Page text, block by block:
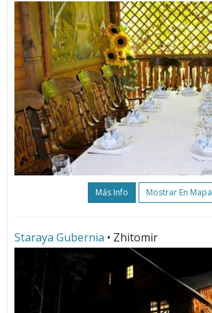
Más Info Mostrar En Mapa
Staraya Gubernia • Zhitomir